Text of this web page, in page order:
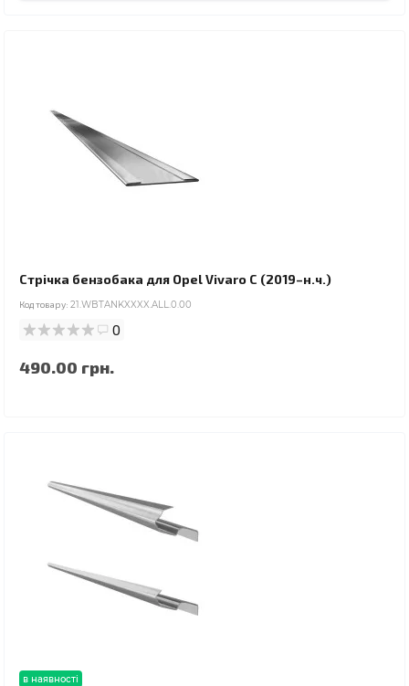
Стрічка бензобака для Opel Vivaro C (2019–н.ч.)
Код товару: 21.WBTANKXXXX.ALL.0.00
0
490.00 грн.
в наявності